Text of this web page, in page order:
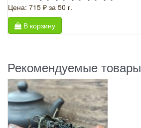
Цена: 715 ₽ за 50 г.
В корзину
Рекомендуемые товары